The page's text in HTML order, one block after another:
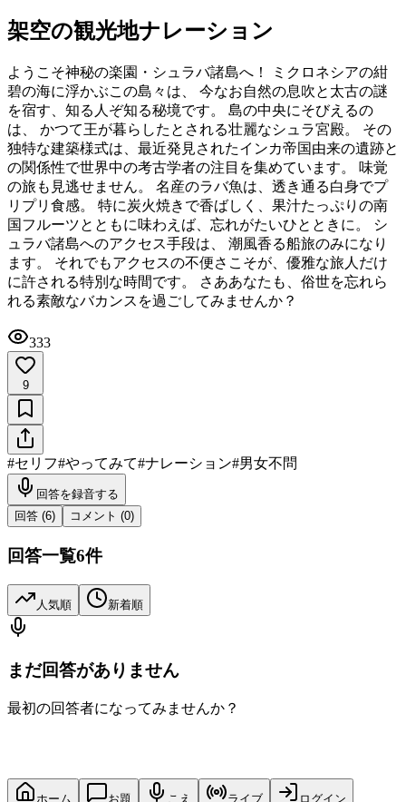
架空の観光地ナレーション
ようこそ神秘の楽園・シュラバ諸島へ！ ミクロネシアの紺
碧の海に浮かぶこの島々は、 今なお自然の息吹と太古の謎
を宿す、知る人ぞ知る秘境です。 島の中央にそびえるの
は、 かつて王が暮らしたとされる壮麗なシュラ宮殿。 その
独特な建築様式は、最近発見されたインカ帝国由来の遺跡と
の関係性で世界中の考古学者の注目を集めています。 味覚
の旅も見逃せません。 名産のラバ魚は、透き通る白身でプ
リプリ食感。 特に炭火焼きで香ばしく、果汁たっぷりの南
国フルーツとともに味わえば、忘れがたいひとときに。 シ
ュラバ諸島へのアクセス手段は、 潮風香る船旅のみになり
ます。 それでもアクセスの不便さこそが、優雅な旅人だけ
に許される特別な時間です。 さああなたも、俗世を忘れら
れる素敵なバカンスを過ごしてみませんか？
333
9
#セリフ#やってみて#ナレーション#男女不問
回答を録音する
回答 (6) コメント (0)
回答一覧6件
人気順 新着順
まだ回答がありません
最初の回答者になってみませんか？
ホーム お題 こえ ライブ ログイン